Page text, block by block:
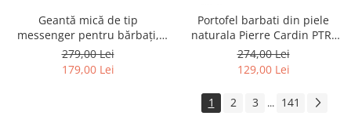
Geantă mică de tip
messenger pentru bărbați,
geantă de umăr, geantă de
oraș maro din piele naturală -
Peterson
279,00 Lei
179,00 Lei
Portofel barbati din piele
naturala Pierre Cardin PTR-
8806 TILAK51
274,00 Lei
129,00 Lei
1 2 3 ... 141